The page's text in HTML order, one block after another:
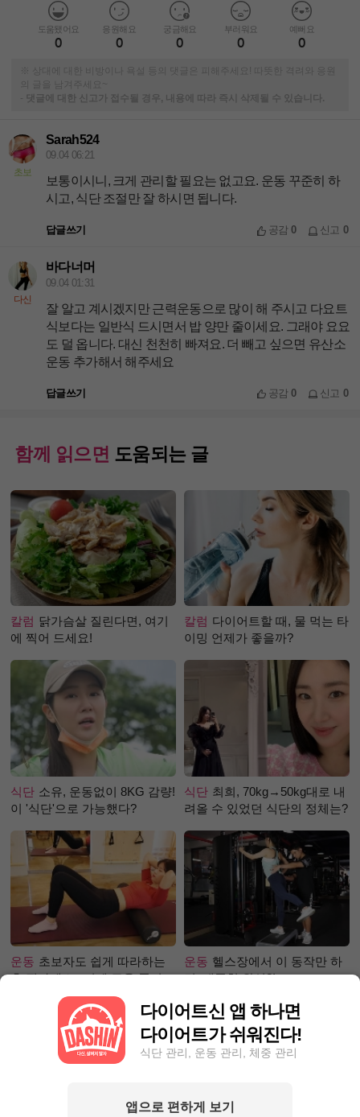
도움됐어요
0
응원해요
0
궁금해요
0
부러워요
0
예뻐요
0
※ 상대에 대한 비방이나 욕설 등의 댓글은 피해주세요! 따뜻한 격려와 응원
의 글을 남겨주세요~
-
댓글에 대한 신고가 접수될 경우, 내용에 따라 즉시 삭제될 수 있습니다.
초보
Sarah524
09.04 06:21
보통이시니, 크게 관리할 필요는 없고요. 운동 꾸준히 하
시고, 식단 조절만 잘 하시면 됩니다.
답글쓰기 공감0 신고 0
다신
바다너머
09.04 01:31
잘 알고 계시겠지만 근력운동으로 많이 해 주시고 다요트
식보다는 일반식 드시면서 밥 양만 줄이세요. 그래야 요요
도 덜 옵니다. 대신 천천히 빠져요. 더 빼고 싶으면 유산소
운동 추가해서 해주세요
답글쓰기 공감0 신고 0
함께 읽으면 도움되는 글
칼럼 닭가슴살 질린다면, 여기
에 찍어 드세요!
칼럼 다이어트할 때, 물 먹는 타
이밍 언제가 좋을까?
식단 소유, 운동없이 8KG 감량!
이 '식단'으로 가능했다?
식단 최희, 70kg→50kg대로 내
려올 수 있었던 식단의 정체는?
운동 초보자도 쉽게 따라하는
홈 필라테스 –어깨 근육 풀어주
운동 헬스장에서 이 동작만 하
면, 애플힙 완성?!
다이어트신 앱 하나면
다이어트가 쉬워진다!
식단 관리, 운동 관리, 체중 관리
앱으로 편하게 보기